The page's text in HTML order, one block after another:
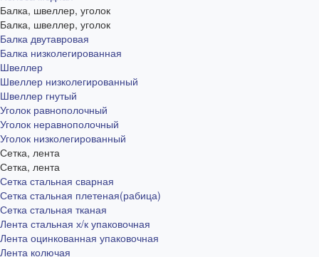
Балка, швеллер, уголок
Балка, швеллер, уголок
Балка двутавровая
Балка низколегированная
Швеллер
Швеллер низколегированный
Швеллер гнутый
Уголок равнополочный
Уголок неравнополочный
Уголок низколегированный
Сетка, лента
Сетка, лента
Сетка стальная сварная
Сетка стальная плетеная(рабица)
Сетка стальная тканая
Лента стальная х/к упаковочная
Лента оцинкованная упаковочная
Лента колючая